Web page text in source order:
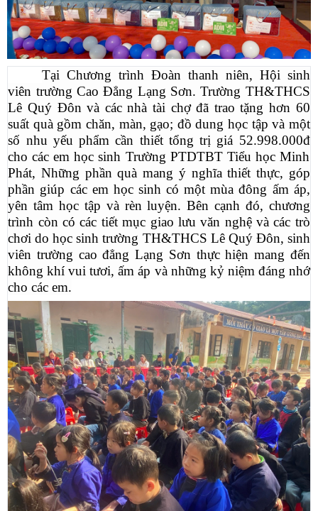
Tại Chương trình Đoàn thanh niên, Hội sinh
viên trường Cao Đẳng Lạng Sơn. Trường TH&THCS
Lê Quý Đôn và các nhà tài chợ đã trao tặng hơn 60
suất quà gồm chăn, màn, gạo; đồ dung học tập và một
số nhu yếu phẩm cần thiết tổng trị giá 52.998.000đ
cho các em học sinh Trường PTDTBT Tiểu học Minh
Phát, Những phần quà mang ý nghĩa thiết thực, góp
phần giúp các em học sinh có một mùa đông ấm áp,
yên tâm học tập và rèn luyện. Bên cạnh đó, chương
trình còn có các tiết mục giao lưu văn nghệ và các trò
chơi do học sinh trường TH&THCS Lê Quý Đôn, sinh
viên trường cao đẳng Lạng Sơn thực hiện mang đến
không khí vui tươi, ấm áp và những kỷ niệm đáng nhớ
cho các em.